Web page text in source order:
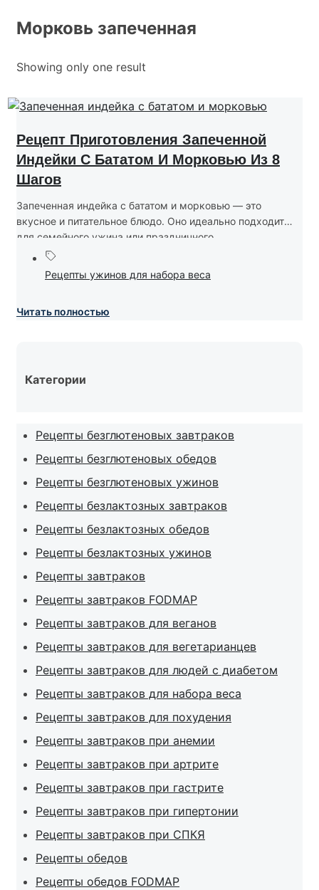
Морковь запеченная
Showing only one result
Рецепт Приготовления Запеченной
Индейки С Бататом И Морковью Из 8
Шагов
Запеченная индейка с бататом и морковью — это
вкусное и питательное блюдо. Оно идеально подходит
для семейного ужина или праздничного...
Рецепты ужинов для набора веса
Читать полностью
Категории
Рецепты безглютеновых завтраков
Рецепты безглютеновых обедов
Рецепты безглютеновых ужинов
Рецепты безлактозных завтраков
Рецепты безлактозных обедов
Рецепты безлактозных ужинов
Рецепты завтраков
Рецепты завтраков FODMAP
Рецепты завтраков для веганов
Рецепты завтраков для вегетарианцев
Рецепты завтраков для людей с диабетом
Рецепты завтраков для набора веса
Рецепты завтраков для похудения
Рецепты завтраков при анемии
Рецепты завтраков при артрите
Рецепты завтраков при гастрите
Рецепты завтраков при гипертонии
Рецепты завтраков при СПКЯ
Рецепты обедов
Рецепты обедов FODMAP